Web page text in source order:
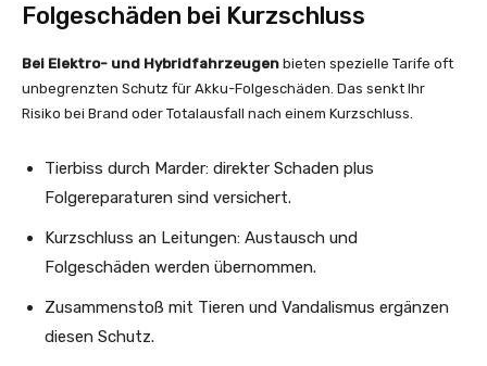
Folgeschäden bei Kurzschluss
Bei Elektro- und Hybridfahrzeugen bieten spezielle Tarife oft
unbegrenzten Schutz für Akku-Folgeschäden. Das senkt Ihr
Risiko bei Brand oder Totalausfall nach einem Kurzschluss.
Tierbiss durch Marder: direkter Schaden plus
Folgereparaturen sind versichert.
Kurzschluss an Leitungen: Austausch und
Folgeschäden werden übernommen.
Zusammenstoß mit Tieren und Vandalismus ergänzen
diesen Schutz.